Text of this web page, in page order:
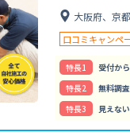
大阪府、京
口コミキャンペ
特⻑1
受付か
特⻑2
無料調
特⻑3
見えな